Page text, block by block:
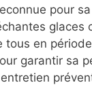
pour
glaces
tous en
garantir sa